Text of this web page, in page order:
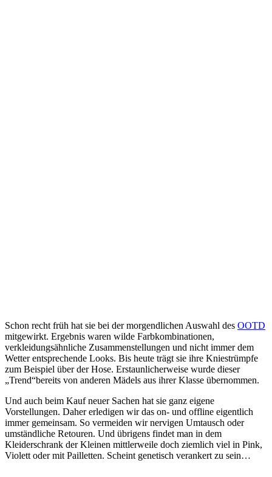
Schon recht früh hat sie bei der morgendlichen Auswahl des OOTD
mitgewirkt. Ergebnis waren wilde Farbkombinationen,
verkleidungsähnliche Zusammenstellungen und nicht immer dem
Wetter entsprechende Looks. Bis heute trägt sie ihre Kniestrümpfe
zum Beispiel über der Hose. Erstaunlicherweise wurde dieser
„Trend“bereits von anderen Mädels aus ihrer Klasse übernommen.
Und auch beim Kauf neuer Sachen hat sie ganz eigene
Vorstellungen. Daher erledigen wir das on- und offline eigentlich
immer gemeinsam. So vermeiden wir nervigen Umtausch oder
umständliche Retouren. Und übrigens findet man in dem
Kleiderschrank der Kleinen mittlerweile doch ziemlich viel in Pink,
Violett oder mit Pailletten. Scheint genetisch verankert zu sein…